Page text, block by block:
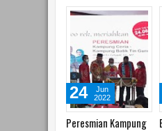
Kampung
Batik TIN Kampung
30
May
2022